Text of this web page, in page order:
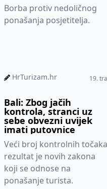
Borba protiv nedoličnog
ponašanja posjetitelja.
HrTurizam.hr 19.
Bali: Zbog jačih
kontrola, stranci uz
sebe obvezni uvijek
imati putovnice
Veći broj kontrolnih točaka
rezultat je novih zakona
koji se odnose na
ponašanje turista.